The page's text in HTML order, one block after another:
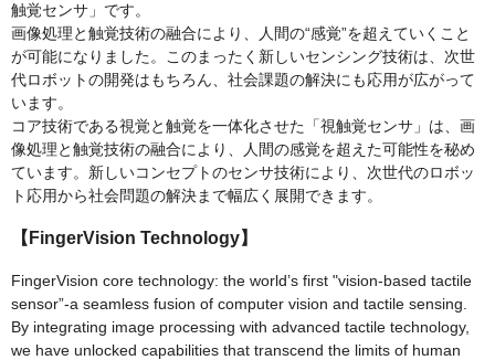
触覚センサ」です。
画像処理と触覚技術の融合により、人間の“感覚”を超えていくこと
が可能になりました。このまったく新しいセンシング技術は、次世
代ロボットの開発はもちろん、社会課題の解決にも応用が広がって
います。
コア技術である視覚と触覚を一体化させた「視触覚センサ」は、画
像処理と触覚技術の融合により、人間の感覚を超えた可能性を秘め
ています。新しいコンセプトのセンサ技術により、次世代のロボッ
ト応用から社会問題の解決まで幅広く展開できます。
【FingerVision Technology】
FingerVision core technology: the world’s first "vision-based tactile
sensor”-a seamless fusion of computer vision and tactile sensing.
By integrating image processing with advanced tactile technology,
we have unlocked capabilities that transcend the limits of human